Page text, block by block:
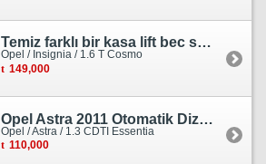
Temiz farklı bir kasa lift bec sedan görünümlü heçbek
Opel / Insignia / 1.6 T Cosmo
149,000
Opel Astra 2011 Otomatik Dizel Tramersiz Essentia
Opel / Astra / 1.3 CDTI Essentia
110,000